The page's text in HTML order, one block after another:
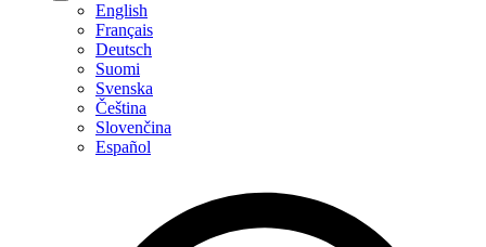
English
Français
Deutsch
Suomi
Svenska
Čeština
Slovenčina
Español